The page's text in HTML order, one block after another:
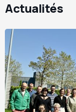
Actualités